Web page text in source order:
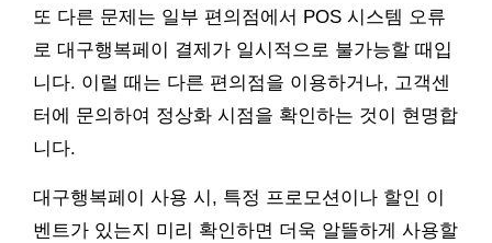
또 다른 문제는 일부 편의점에서 POS 시스템 오류
로 대구행복페이 결제가 일시적으로 불가능할 때입
니다. 이럴 때는 다른 편의점을 이용하거나, 고객센
터에 문의하여 정상화 시점을 확인하는 것이 현명합
니다.
대구행복페이 사용 시, 특정 프로모션이나 할인 이
벤트가 있는지 미리 확인하면 더욱 알뜰하게 사용할